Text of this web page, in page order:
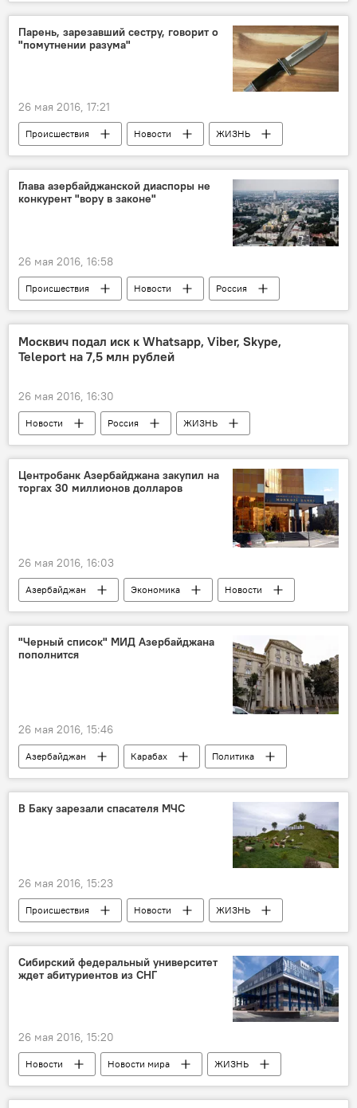
Парень, зарезавший сестру, говорит о
"помутнении разума"
26 мая 2016, 17:21
Происшествия Новости ЖИЗНЬ
Глава азербайджанской диаспоры не
конкурент "вору в законе"
26 мая 2016, 16:58
Происшествия Новости
Россия
ЖИЗНЬ
Россия
Екатеринбург
Шахин Шихлинский
Диаспора
Москвич подал иск к Whatsapp, Viber, Skype,
Teleport на 7,5 млн рублей
26 мая 2016, 16:30
Новости Россия ЖИЗНЬ
Центробанк Азербайджана закупил на
торгах 30 миллионов долларов
26 мая 2016, 16:03
Азербайджан Экономика
Новости
Центральный банк АР
Валютный аукцион
"Черный список" МИД Азербайджана
пополнится
26 мая 2016, 15:46
Азербайджан Карабах
Политика
Новости
Хикмет Гаджиев
Министерство иностранных дел АР
В Баку зарезали спасателя МЧС
26 мая 2016, 15:23
Происшествия Новости
ЖИЗНЬ
Баку
Пираллахи
Управление полиции Пираллахинского района
Убийство
Сибирский федеральный университет
ждет абитуриентов из СНГ
26 мая 2016, 15:20
Новости Новости мира ЖИЗНЬ